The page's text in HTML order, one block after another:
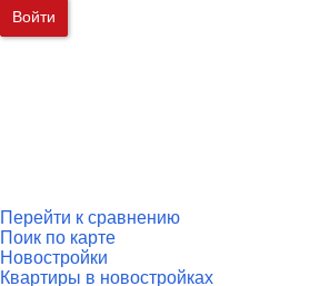
Войти
Перейти к сравнению
Поик по карте
Новостройки
Квартиры в новостройках